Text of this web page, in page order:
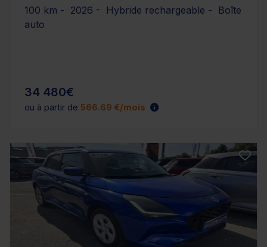
100 km - 2026 - Hybride rechargeable - Boîte
auto
34 480€
ou à partir de 566.69 €/mois